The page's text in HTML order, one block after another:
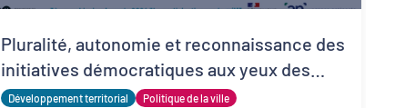
Développement territorial Politique de la ville
Pluralité, autonomie et reconnaissance des
initiatives démocratiques aux yeux des
institutions